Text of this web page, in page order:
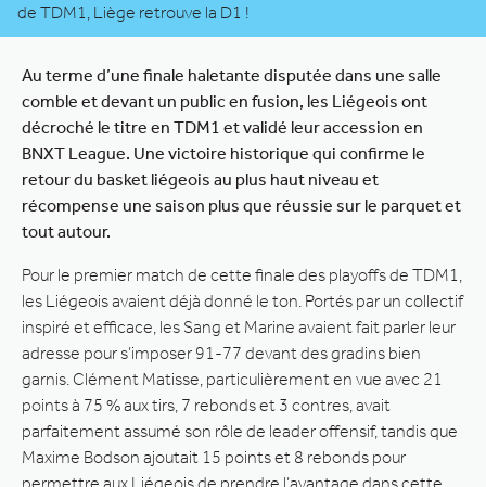
de TDM1, Liège retrouve la D1 !
Au terme d’une finale haletante disputée dans une salle
comble et devant un public en fusion, les Liégeois ont
décroché le titre en TDM1 et validé leur accession en
BNXT League. Une victoire historique qui confirme le
retour du basket liégeois au plus haut niveau et
récompense une saison plus que réussie sur le parquet et
tout autour.
Pour le premier match de cette finale des playoffs de TDM1,
les Liégeois avaient déjà donné le ton. Portés par un collectif
inspiré et efficace, les Sang et Marine avaient fait parler leur
adresse pour s’imposer 91-77 devant des gradins bien
garnis. Clément Matisse, particulièrement en vue avec 21
points à 75 % aux tirs, 7 rebonds et 3 contres, avait
parfaitement assumé son rôle de leader offensif, tandis que
Maxime Bodson ajoutait 15 points et 8 rebonds pour
permettre aux Liégeois de prendre l’avantage dans cette